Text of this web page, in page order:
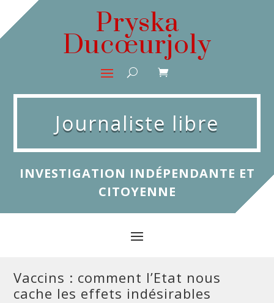
Pryska
Ducœurjoly
Journaliste libre
INVESTIGATION INDÉPENDANTE ET
CITOYENNE
Vaccins : comment l’Etat nous
cache les effets indésirables